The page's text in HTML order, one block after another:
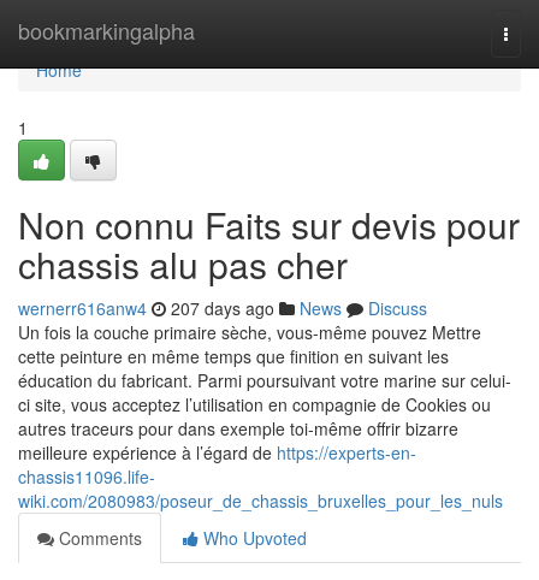
bookmarkingalpha
Home
Home
1
Non connu Faits sur devis pour
chassis alu pas cher
wernerr616anw4 207 days ago News
Discuss
Un fois la couche primaire sèche, vous-même pouvez Mettre
cette peinture en même temps que finition en suivant les
éducation du fabricant. Parmi poursuivant votre marine sur celui-
ci site, vous acceptez l’utilisation en compagnie de Cookies ou
autres traceurs pour dans exemple toi-même offrir bizarre
meilleure expérience à l’égard de https://experts-en-
chassis11096.life-
wiki.com/2080983/poseur_de_chassis_bruxelles_pour_les_nuls
Comments
Who Upvoted